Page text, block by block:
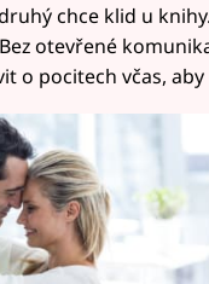
chce klid u
otevřené
o pocitech včas,